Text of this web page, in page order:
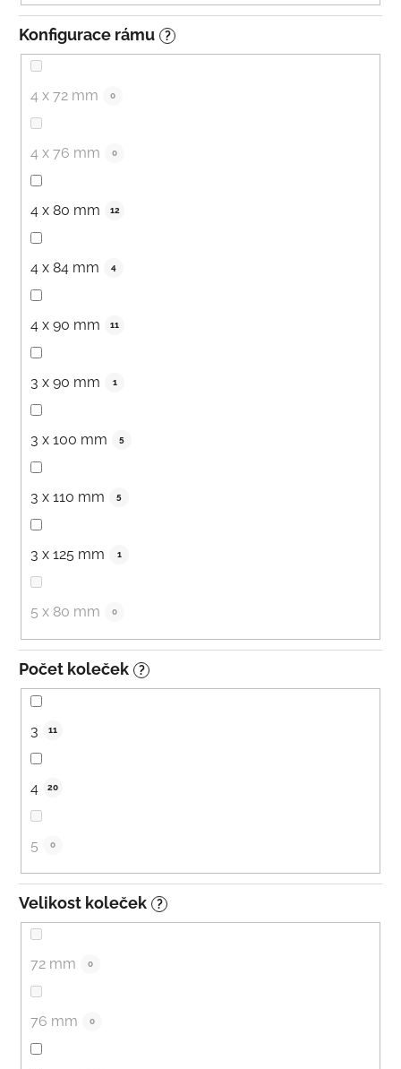
Konfigurace rámu ?
4 x 72 mm 0
4 x 76 mm 0
4 x 80 mm 12
4 x 84 mm 4
4 x 90 mm 11
3 x 90 mm 1
3 x 100 mm 5
3 x 110 mm 5
3 x 125 mm 1
5 x 80 mm 0
Počet koleček ?
3 11
4 20
5 0
Velikost koleček ?
72 mm 0
76 mm 0